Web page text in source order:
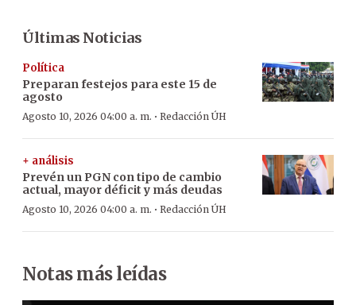
Últimas Noticias
Política
Preparan festejos para este 15 de
agosto
Agosto 10, 2026 04:00 a. m. · Redacción ÚH
+ análisis
Prevén un PGN con tipo de cambio
actual, mayor déficit y más deudas
Agosto 10, 2026 04:00 a. m. · Redacción ÚH
Notas más leídas